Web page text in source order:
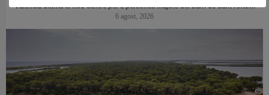
València ultima el nou centre per a persones majors del barri de Sant Antoni
6 agost, 2026